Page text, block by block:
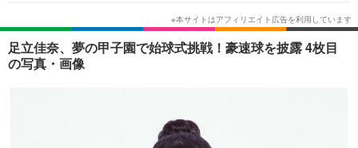
韓国・芸能
音楽 スポーツ
ライフTOP グルメ
ペット ショッピング
リリース一覧
プッシュ通知の停止方法
足立佳奈、夢の甲子園で始球式挑戦！豪速球を披露 4枚目
の写真・画像